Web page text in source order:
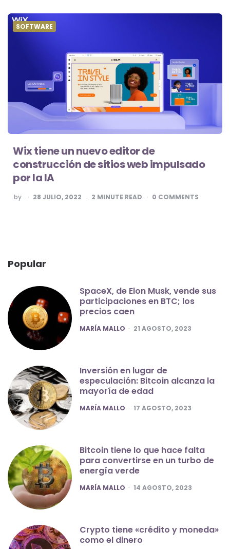
SOFTWARE
Wix tiene un nuevo editor de
construcción de sitios web impulsado
por la IA
POSTED
BY
by 28 JULIO, 2022 2 MINUTE READ 0 COMMENTS
Popular
SpaceX, de Elon Musk, vende sus
participaciones en BTC; los
precios caen
POSTED
MARÍA MALLO 21 AGOSTO, 2023
Inversión en lugar de
especulación: Bitcoin alcanza la
mayoría de edad
POSTED
MARÍA MALLO 17 AGOSTO, 2023
Bitcoin tiene lo que hace falta
para convertirse en un turbo de
energía verde
POSTED
MARÍA MALLO 14 AGOSTO, 2023
Crypto tiene «crédito y moneda»
como el dinero